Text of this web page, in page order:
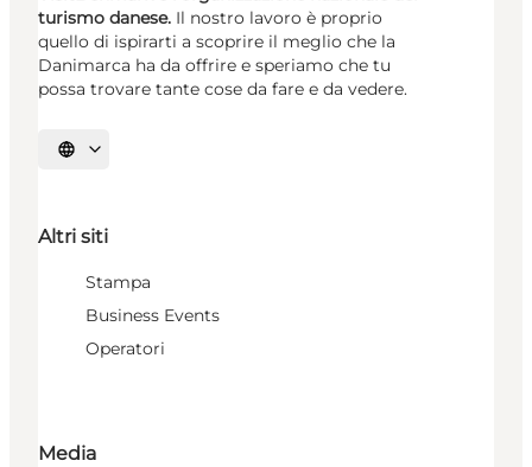
turismo danese. Il nostro lavoro è proprio
quello di ispirarti a scoprire il meglio che la
Danimarca ha da offrire e speriamo che tu
possa trovare tante cose da fare e da vedere.
Seleziona la lingua
Altri siti
Stampa
Business Events
Operatori
Media